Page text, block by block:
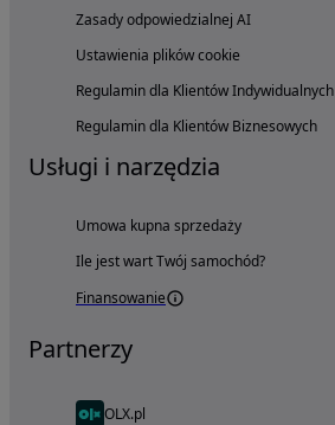
Zasady odpowiedzialnej AI
Ustawienia plików cookie
Regulamin dla Klientów Indywidualnych
Regulamin dla Klientów Biznesowych
Usługi i narzędzia
Umowa kupna sprzedaży
Ile jest wart Twój samochód?
Finansowanie
Partnerzy
OLX.pl